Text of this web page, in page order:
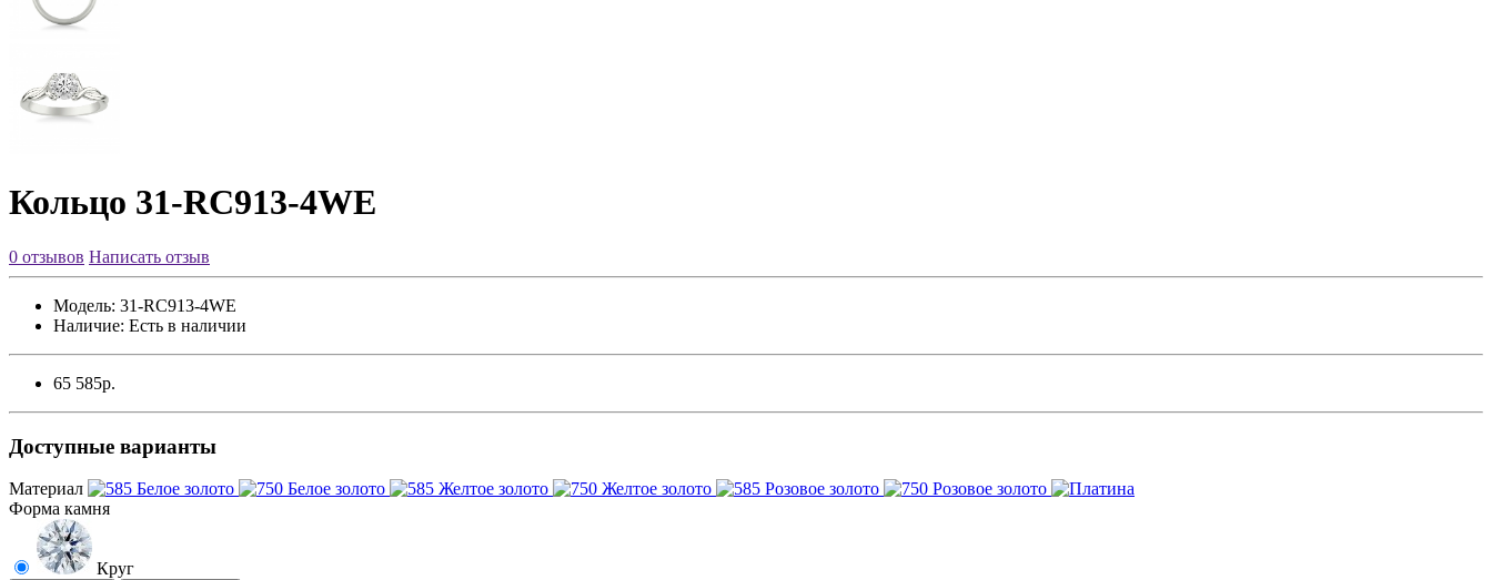
Кольцо 31-RC913-4WE
0 отзывов Написать отзыв
Модель: 31-RC913-4WE
Наличие: Есть в наличии
65 585р.
Доступные варианты
Материал
Форма камня
Круг